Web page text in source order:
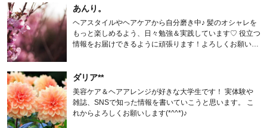
あんり。
ヘアスタイルやヘアケアから自分磨き中♪ 髪のオシャレを
もっと楽しめるよう、日々勉強＆実践しています♡ 役立つ
情報をお届けできるように頑張ります！よろしくお願いし
ダリア**
美容ケア＆ヘアアレンジが好きな大学生です！ 実体験や
雑誌、SNSで知った情報を書いていこうと思います。 こ
れからよろしくお願いします(*^^*)♪